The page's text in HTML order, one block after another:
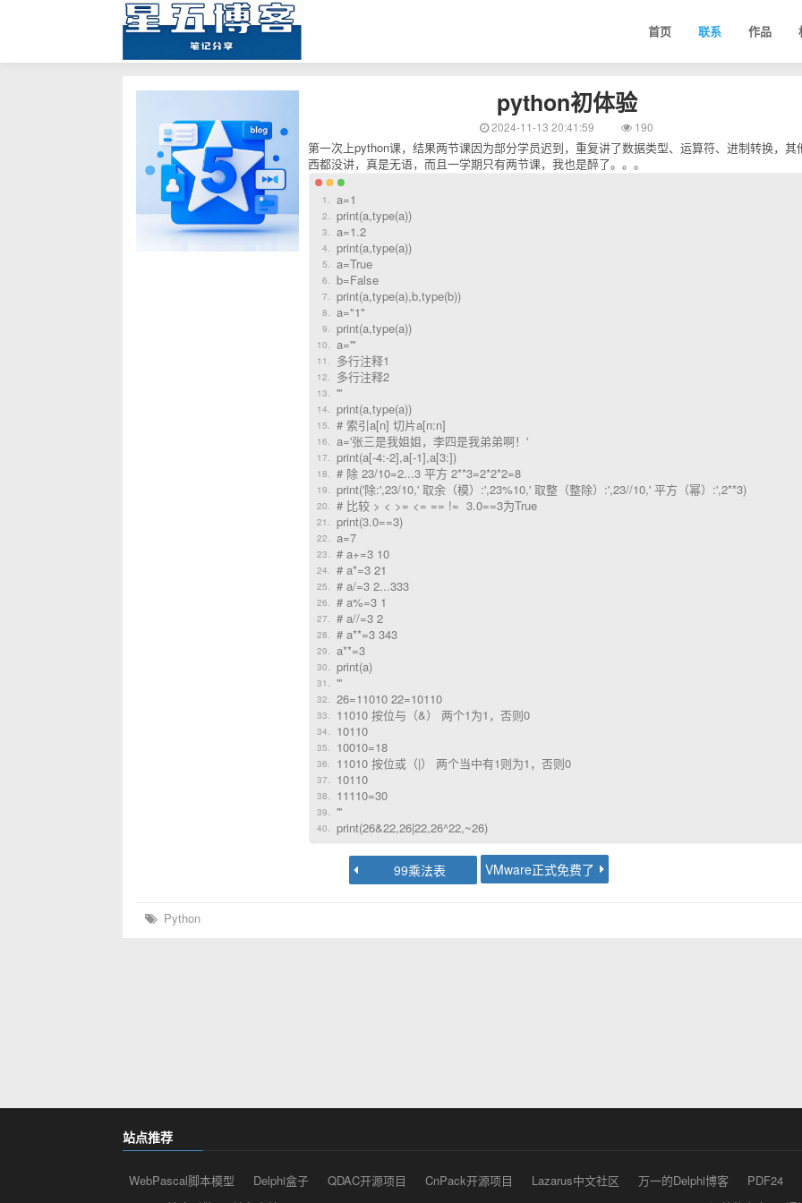
首页 联系 作品
python初体验
2024-11-13 20:41:59 190
第一次上python课，结果两节课因为部分学员迟到，重复讲了数据类型、运算符、进制转换，其
西都没讲，真是无语，而且一学期只有两节课，我也是醉了。。。
a=1
print(a,type(a))
a=1.2
print(a,type(a))
a=True
b=False
print(a,type(a),b,type(b))
a="1"
print(a,type(a))
a='''
多行注释1
多行注释2
'''
print(a,type(a))
# 索引a[n] 切片a[n:n]
a='张三是我姐姐，李四是我弟弟啊！'
print(a[-4:-2],a[-1],a[3:])
# 除 23/10=2...3 平方 2**3=2*2*2=8
print('除:',23/10,' 取余（模）:',23%10,' 取整（整除）:',23//10,' 平方（幂）:',2**3)
# 比较 > < >= <= == != 3.0==3为True
print(3.0==3)
a=7
# a+=3 10
# a*=3 21
# a/=3 2...333
# a%=3 1
# a//=3 2
# a**=3 343
a**=3
print(a)
'''
26=11010 22=10110
11010 按位与（&） 两个1为1，否则0
10110
10010=18
11010 按位或（|） 两个当中有1则为1，否则0
10110
11110=30
'''
print(26&22,26|22,26^22,~26)
99乘法表 VMware正式免费了
Python
站点推荐
WebPascal脚本模型 Delphi盒子 QDAC开源项目 CnPack开源项目 Lazarus中文社区 万一的Delphi博客
PDF24